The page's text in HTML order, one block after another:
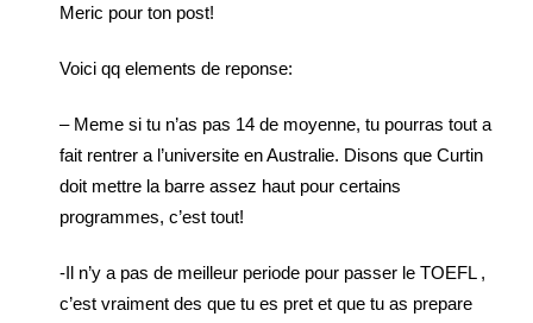
Meric pour ton post!
Voici qq elements de reponse:
– Meme si tu n’as pas 14 de moyenne, tu pourras tout a
fait rentrer a l’universite en Australie. Disons que Curtin
doit mettre la barre assez haut pour certains
programmes, c’est tout!
-Il n’y a pas de meilleur periode pour passer le TOEFL ,
c’est vraiment des que tu es pret et que tu as prepare